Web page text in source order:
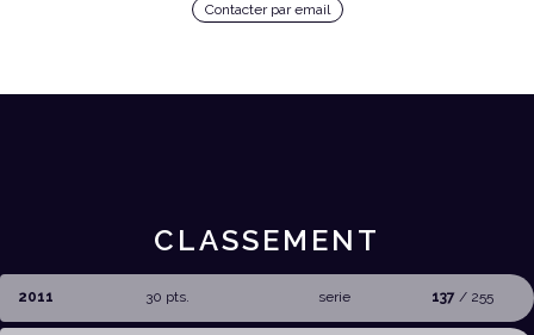
Contacter par email
CLASSEMENT
2011 30 pts. serie 137 / 255